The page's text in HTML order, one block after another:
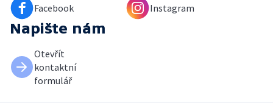
Facebook Instagram
Napište nám
Otevřít
kontaktní
formulář